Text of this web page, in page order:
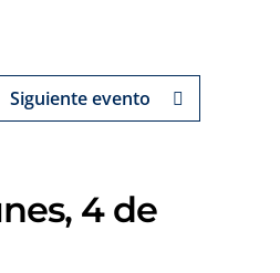
Siguiente evento
4 de